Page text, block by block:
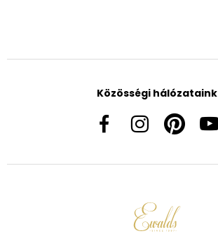
Közösségi hálózataink